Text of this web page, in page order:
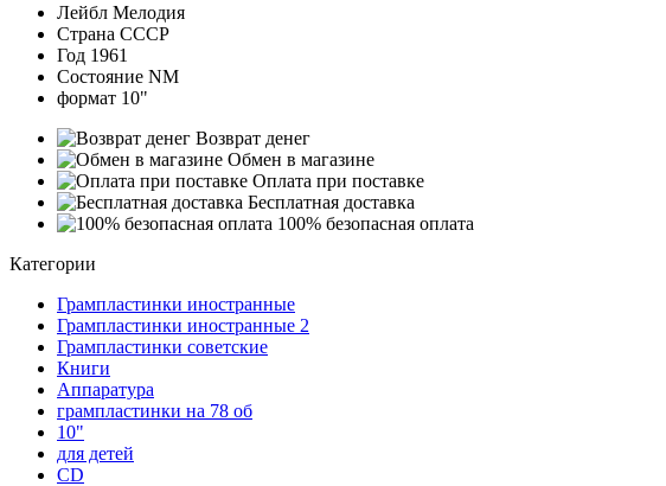
Лейбл Мелодия
Страна СССР
Год 1961
Состояние NM
формат 10"
Возврат денег
Обмен в магазине
Оплата при поставке
Бесплатная доставка
100% безопасная оплата
Категории
Грампластинки иностранные
Грампластинки иностранные 2
Грампластинки советские
Книги
Аппаратура
грампластинки на 78 об
10"
для детей
CD